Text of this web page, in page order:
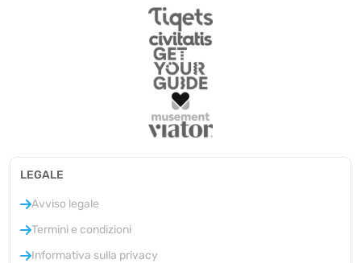
LEGALE
Avviso legale
Termini e condizioni
Informativa sulla privacy